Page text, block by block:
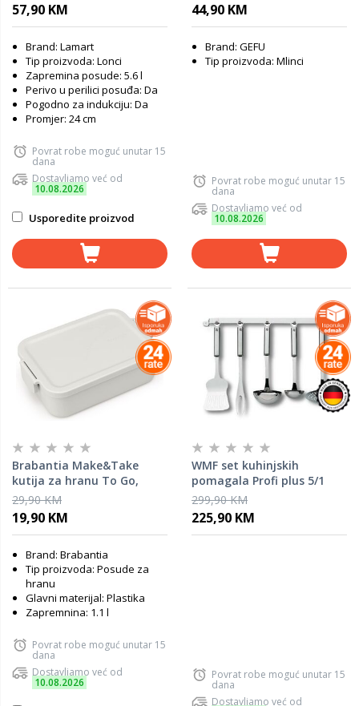
57,90 KM
Brand: Lamart
Tip proizvoda: Lonci
Zapremina posude: 5.6 l
Perivo u perilici posuđa: Da
Pogodno za indukciju: Da
Promjer: 24 cm
Povrat robe moguć unutar 15
dana
Dostavljamo već od
10.08.2026
Usporedite proizvod
44,90 KM
Brand: GEFU
Tip proizvoda: Mlinci
Povrat robe moguć unutar 15
dana
Dostavljamo već od
10.08.2026
Brabantia Make&Take
kutija za hranu To Go,
medium svijetlosiva /
202568
29,90 KM
19,90 KM
Brand: Brabantia
Tip proizvoda: Posude za
hranu
Glavni materijal: Plastika
Zapremnina: 1.1 l
Povrat robe moguć unutar 15
dana
Dostavljamo već od
10.08.2026
WMF set kuhinjskih
pomagala Profi plus 5/1
299,90 KM
225,90 KM
Povrat robe moguć unutar 15
dana
Dostavljamo već od